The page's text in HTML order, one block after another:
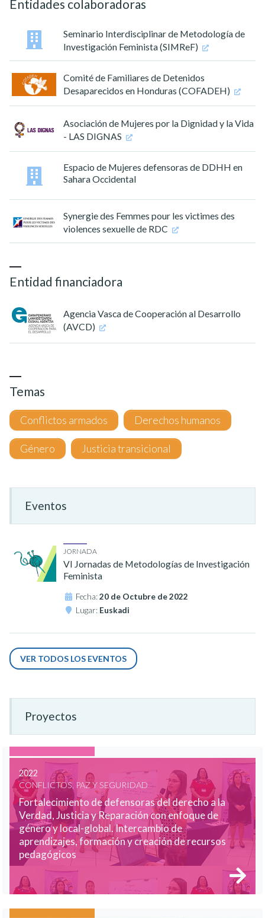
Entidades colaboradoras
Seminario Interdisciplinar de Metodología de
Investigación Feminista (SIMReF)
Comité de Familiares de Detenidos
Desaparecidos en Honduras (COFADEH)
Asociación de Mujeres por la Dignidad y la Vida
- LAS DIGNAS
Espacio de Mujeres defensoras de DDHH en
Sahara Occidental
Synergie des Femmes pour les victimes des
violences sexuelle de RDC
Entidad financiadora
Agencia Vasca de Cooperación al Desarrollo
(AVCD)
Temas
Conflictos armados Derechos humanos
Género Justicia transicional
Eventos
JORNADA
VI Jornadas de Metodologías de Investigación
Feminista
Fecha:20 de Octubre de 2022
Lugar: Euskadi
VER TODOS LOS EVENTOS
Proyectos
2022
CONFLICTOS, PAZ Y SEGURIDAD
Fortalecimiento de defensoras del derecho a la
Verdad, Justicia y Reparación con enfoque de
género y local-global. Intercambio de
aprendizajes, formación y creación de recursos
pedagógicos